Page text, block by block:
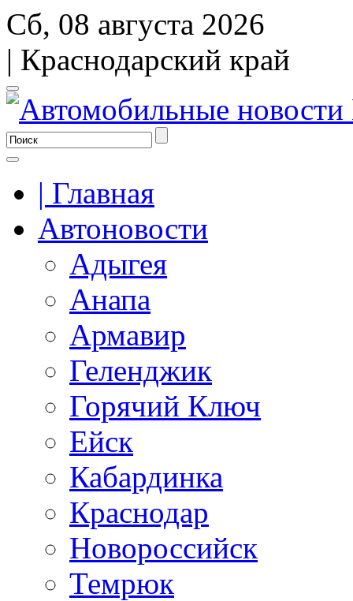
Сб, 08 августа 2026
| Краснодарский край
| Главная
Автоновости
Адыгея
Анапа
Армавир
Геленджик
Горячий Ключ
Ейск
Кабардинка
Краснодар
Новороссийск
Темрюк